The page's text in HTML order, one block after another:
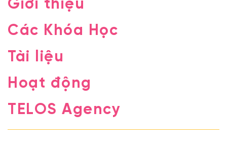
Giới thiệu
Các Khóa Học
Tài liệu
Hoạt động
TELOS Agency